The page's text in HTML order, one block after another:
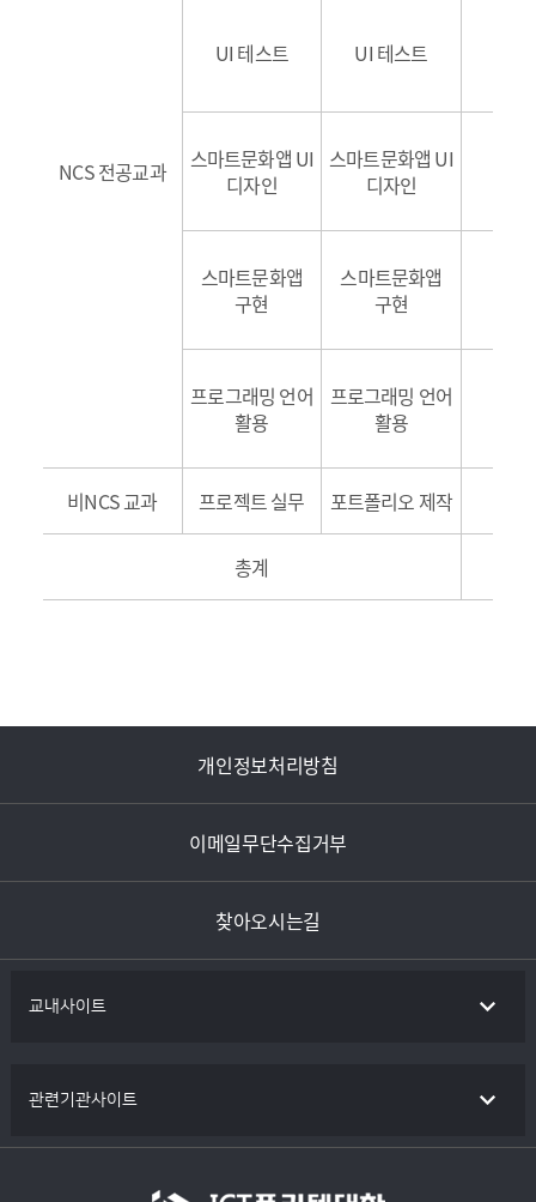
NCS 전공교과
UI 테스트 UI 테스트
스마트문화앱 UI
디자인
스마트문화앱 UI
디자인
스마트문화앱
구현
스마트문화앱
구현
프로그래밍 언어
활용
프로그래밍 언어
활용
비NCS 교과 프로젝트 실무 포트폴리오 제작
총계
개인정보처리방침
이메일무단수집거부
찾아오시는길
교내사이트
관련기관사이트